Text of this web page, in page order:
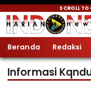
SCROLL
Beranda Redaksi
Informasi